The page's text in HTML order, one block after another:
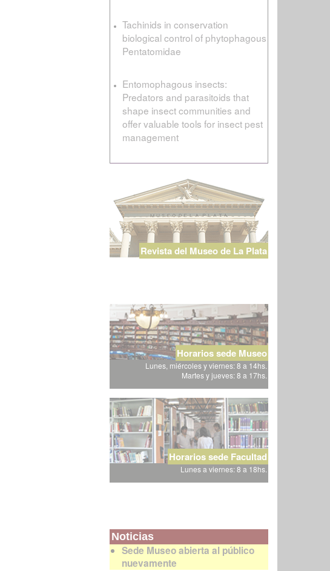
Tachinids in conservation
biological control of phytophagous
Pentatomidae
Entomophagous insects:
Predators and parasitoids that
shape insect communities and
offer valuable tools for insect pest
management
Revista del Museo de La Plata
Horarios sede Museo
Lunes, miércoles y viernes: 8 a 14hs.
Martes y jueves: 8 a 17hs.
Horarios sede Facultad
Lunes a viernes: 8 a 18hs.
Noticias
Sede Museo abierta al público
nuevamente